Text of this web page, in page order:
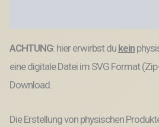
Muttertag
Mama
OmaSVG
ACHTUNG: hier erwirbst du kein
eine digitale Datei im SVG Format
Download.
Die Erstellung von physischen